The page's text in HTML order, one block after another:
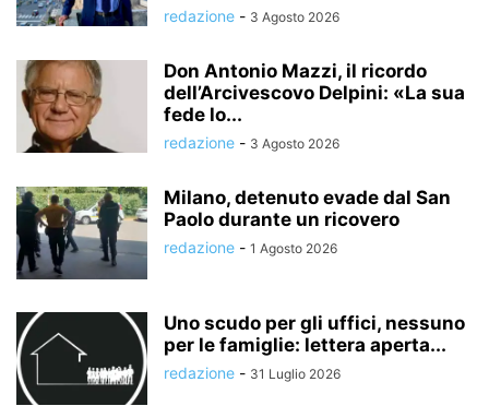
redazione - 3 Agosto 2026
Don Antonio Mazzi, il ricordo
dell’Arcivescovo Delpini: «La sua
fede lo...
redazione - 3 Agosto 2026
Milano, detenuto evade dal San
Paolo durante un ricovero
redazione - 1 Agosto 2026
Uno scudo per gli uffici, nessuno
per le famiglie: lettera aperta...
redazione - 31 Luglio 2026